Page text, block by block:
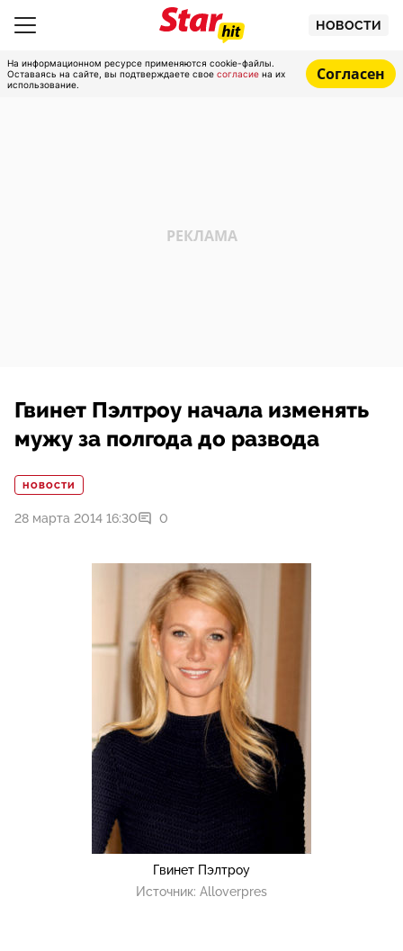
НОВОСТИ
На информационном ресурсе применяются cookie-файлы.
Оставаясь на сайте, вы подтверждаете свое согласие на их
использование.
Согласен
Гвинет Пэлтроу начала изменять
мужу за полгода до развода
НОВОСТИ
28 марта 2014 16:30 0
Гвинет Пэлтроу
Источник: Alloverpres